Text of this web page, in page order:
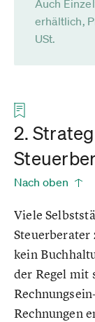
Auch
erhältlich,
USt.
2.
Nach oben
Viele
Steuerberater
kein
der Regel mit
Rechnungen